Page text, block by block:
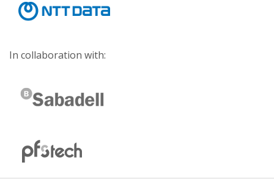
In collaboration with: